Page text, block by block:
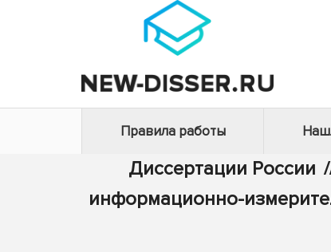
Правила работы
Диссертации России
информационно-